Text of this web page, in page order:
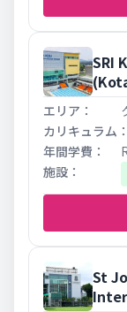
SRI
St